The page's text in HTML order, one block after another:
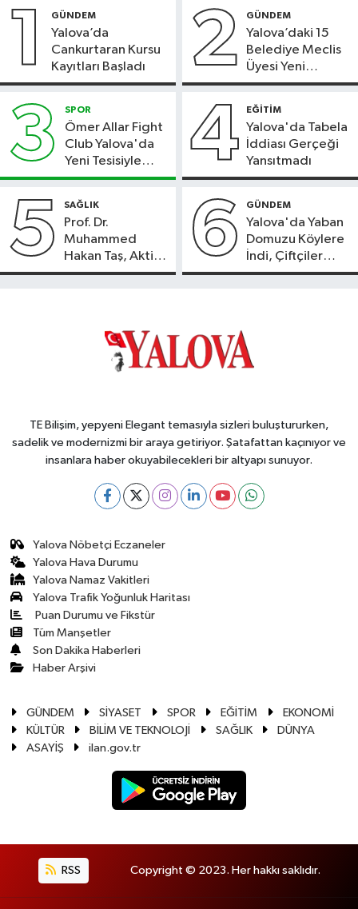
1 GÜNDEM
Yalova’da
Cankurtaran Kursu
Kayıtları Başladı
2 GÜNDEM
Yalova’daki 15
Belediye Meclis
Üyesi Yeni
Parti’ye Geçiyor
3 SPOR
Ömer Allar Fight
Club Yalova'da
Yeni Tesisiyle
Hizmete Başladı
4 EĞİTİM
Yalova'da Tabela
İddiası Gerçeği
Yansıtmadı
5 SAĞLIK
Prof. Dr.
Muhammed
Hakan Taş, Aktif
International
6 GÜNDEM
Yalova'da Yaban
Domuzu Köylere
İndi, Çiftçiler
Endişeli!
TE Bilişim, yepyeni Elegant temasıyla sizleri buluştururken,
sadelik ve modernizmi bir araya getiriyor. Şatafattan kaçınıyor ve
insanlara haber okuyabilecekleri bir altyapı sunuyor.
Yalova Nöbetçi Eczaneler
Yalova Hava Durumu
Yalova Namaz Vakitleri
Yalova Trafik Yoğunluk Haritası
Puan Durumu ve Fikstür
Tüm Manşetler
Son Dakika Haberleri
Haber Arşivi
GÜNDEM SİYASET SPOR EĞİTİM
EKONOMİ
KÜLTÜR
BİLİM VE TEKNOLOJİ SAĞLIK
DÜNYA
ASAYİŞ
ilan.gov.tr
RSS Copyright © 2023. Her hakkı saklıdır.